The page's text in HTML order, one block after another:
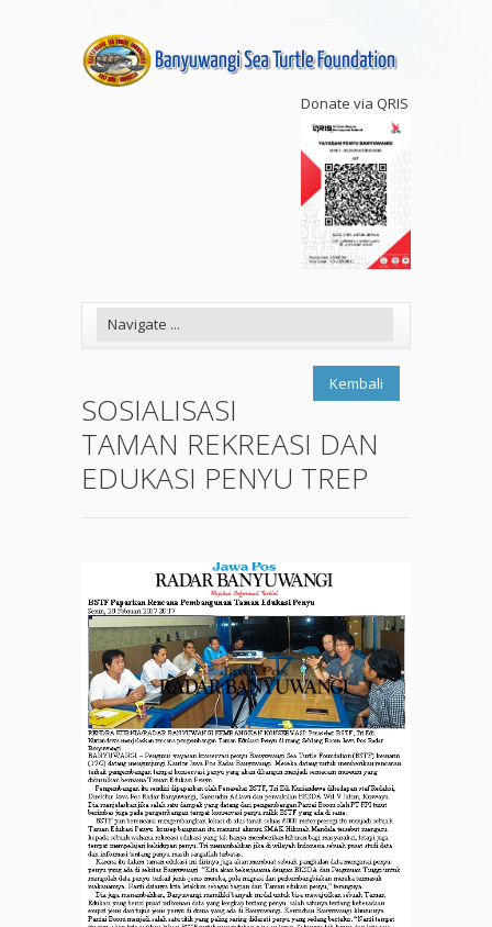
Donate via QRIS
Kembali
SOSIALISASI
TAMAN REKREASI DAN
EDUKASI PENYU TREP